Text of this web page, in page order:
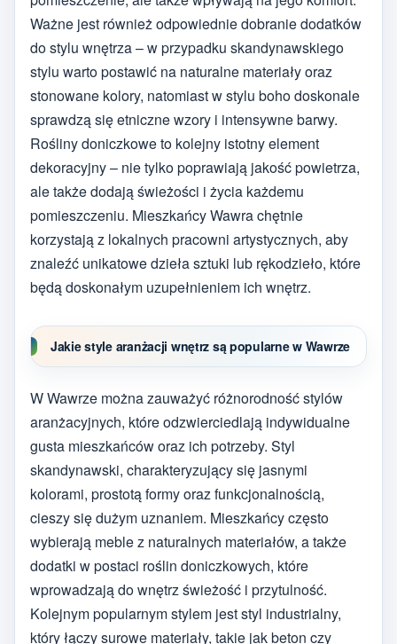
Ważne jest również odpowiednie dobranie dodatków
do stylu wnętrza – w przypadku skandynawskiego
stylu warto postawić na naturalne materiały oraz
stonowane kolory, natomiast w stylu boho doskonale
sprawdzą się etniczne wzory i intensywne barwy.
Rośliny doniczkowe to kolejny istotny element
dekoracyjny – nie tylko poprawiają jakość powietrza,
ale także dodają świeżości i życia każdemu
pomieszczeniu. Mieszkańcy Wawra chętnie
korzystają z lokalnych pracowni artystycznych, aby
znaleźć unikatowe dzieła sztuki lub rękodzieło, które
będą doskonałym uzupełnieniem ich wnętrz.
Jakie style aranżacji wnętrz są popularne w Wawrze
W Wawrze można zauważyć różnorodność stylów
aranżacyjnych, które odzwierciedlają indywidualne
gusta mieszkańców oraz ich potrzeby. Styl
skandynawski, charakteryzujący się jasnymi
kolorami, prostotą formy oraz funkcjonalnością,
cieszy się dużym uznaniem. Mieszkańcy często
wybierają meble z naturalnych materiałów, a także
dodatki w postaci roślin doniczkowych, które
wprowadzają do wnętrz świeżość i przytulność.
Kolejnym popularnym stylem jest styl industrialny,
który łączy surowe materiały, takie jak beton czy